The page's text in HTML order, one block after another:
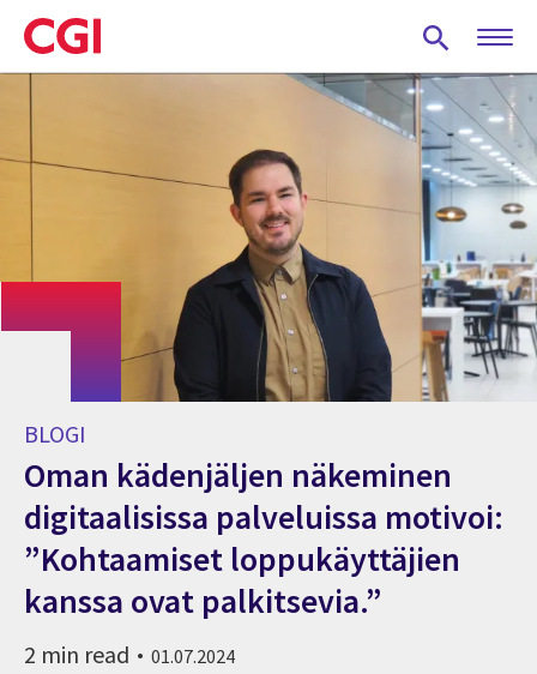
Skip
to
main
BLOGI
Oman kädenjäljen näkeminen
digitaalisissa palveluissa motivoi:
”Kohtaamiset loppukäyttäjien
kanssa ovat palkitsevia.”
2 min read 01.07.2024